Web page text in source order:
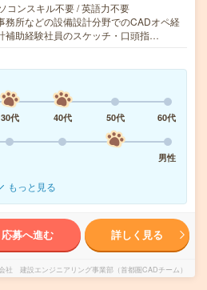
コンスキル不要 / 英語力不要
務所などの設備設計分野でのCADオペ経
補助経験社員のスケッチ・口頭指…
30代 40代 50代
60代
男性
もっと見る
応募へ進む 詳しく見る
社 建設エンジニアリング事業部（首都圏CADチーム）